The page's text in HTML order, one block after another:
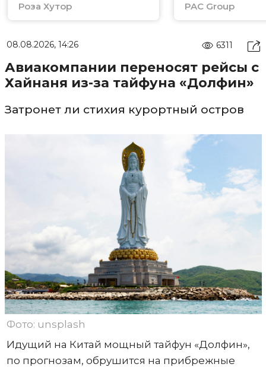
Роза Хутор PAC Group
08.08.2026, 14:26 6311
Авиакомпании переносят рейсы с
Хайнаня из-за тайфуна «Долфин»
Затронет ли стихия курортный остров
Фото: unsplash
Идущий на Китай мощный тайфун «Долфин»,
по прогнозам, обрушится на прибрежные